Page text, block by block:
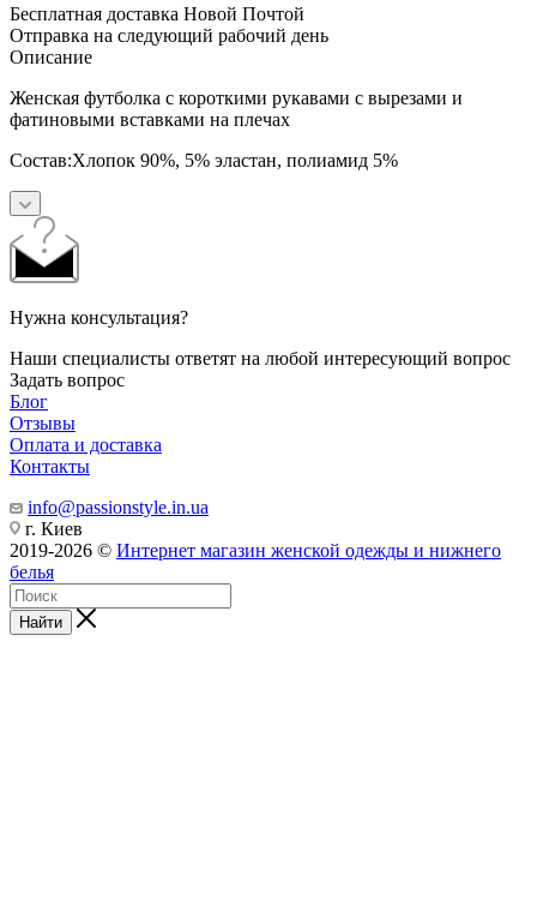
Бесплатная доставка Новой Почтой
Отправка на следующий рабочий день
Описание
Женская футболка с короткими рукавами с вырезами и
фатиновыми вставками на плечах
Состав:Хлопок 90%, 5% эластан, полиамид 5%
Нужна консультация?
Наши специалисты ответят на любой интересующий вопрос
Задать вопрос
Блог
Отзывы
Оплата и доставка
Контакты
info@passionstyle.in.ua
г. Киев
2019-2026 © Интернет магазин женской одежды и нижнего
белья
Найти